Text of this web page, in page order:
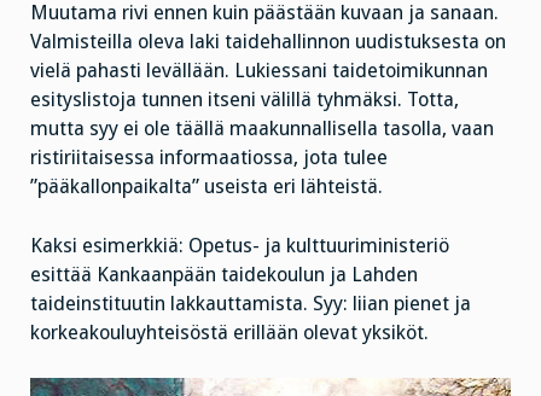
Muutama rivi ennen kuin päästään kuvaan ja sanaan.
Valmisteilla oleva laki taidehallinnon uudistuksesta on
vielä pahasti levällään. Lukiessani taidetoimikunnan
esityslistoja tunnen itseni välillä tyhmäksi. Totta,
mutta syy ei ole täällä maakunnallisella tasolla, vaan
ristiriitaisessa informaatiossa, jota tulee
”pääkallonpaikalta” useista eri lähteistä.
Kaksi esimerkkiä: Opetus- ja kulttuuriministeriö
esittää Kankaanpään taidekoulun ja Lahden
taideinstituutin lakkauttamista. Syy: liian pienet ja
korkeakouluyhteisöstä erillään olevat yksiköt.